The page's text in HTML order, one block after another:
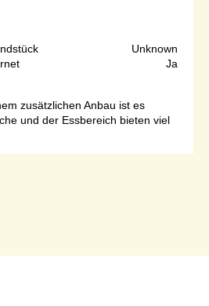
Unknown
Ja
zusätzlichen Anbau ist es
und der Essbereich bieten viel